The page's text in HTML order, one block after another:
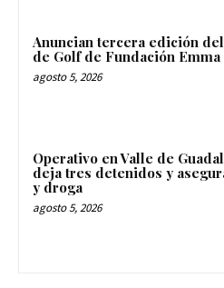
Anuncian tercera edición
de Golf de Fundación Emma
agosto 5, 2026
Operativo en Valle de
deja tres detenidos y
y droga
agosto 5, 2026